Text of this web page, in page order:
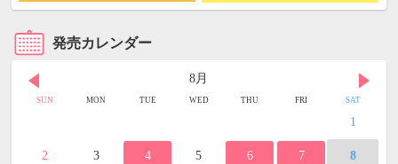
発売カレンダー
8月
SUN MON TUE WED THU FRI SAT
1
2 3 4 5 6 7 8